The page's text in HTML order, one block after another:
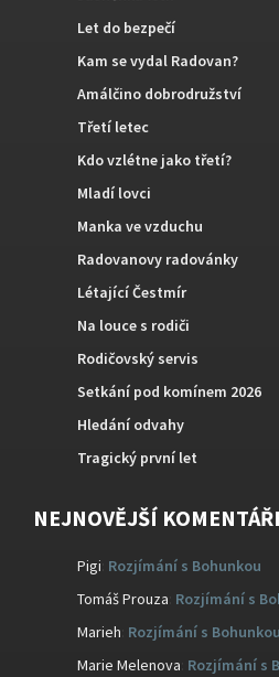
Let do bezpečí
Kam se vydal Radovan?
Amálčino dobrodružství
Třetí letec
Kdo vzlétne jako třetí?
Mladí lovci
Manka ve vzduchu
Radovanovy radovánky
Létající Čestmír
Na louce s rodiči
Rodičovský servis
Setkání pod komínem 2026
Hledání odvahy
Tragický první let
NEJNOVĚJŠÍ
Pigi Rozjímání s Bohunkou
Tomáš Prouza Rozjímání s
Marieh Rozjímání s Bohunkou
Marie Melenova Rozjímání s